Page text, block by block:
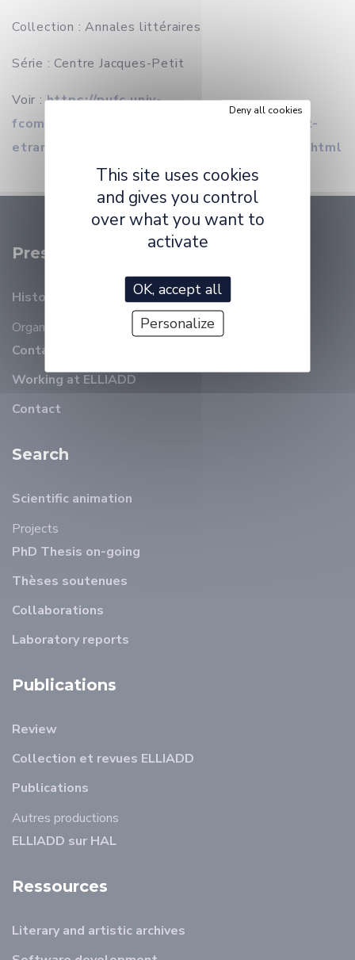
Collection : Annales littéraires
Série : Centre Jacques-Petit
Voir :https://pufc.univ-
fcomte.fr/domaines/litterature-francaise-et-
etrangere/figures-litteraires-du-mensonge.html
Presentation
History
Organizational chart
Members
Contact details
Working at ELLIADD
Contact
Search
Scientific animation
Projects
PhD Thesis on-going
Thèses soutenues
Collaborations
Laboratory reports
Publications
Review
Collection et revues ELLIADD
Publications
Autres productions
ELLIADD sur HAL
Ressources
Literary and artistic archives
This site uses cookies
and gives you control
over what you want to
activate
OK, accept all
Deny all cookies
Personalize